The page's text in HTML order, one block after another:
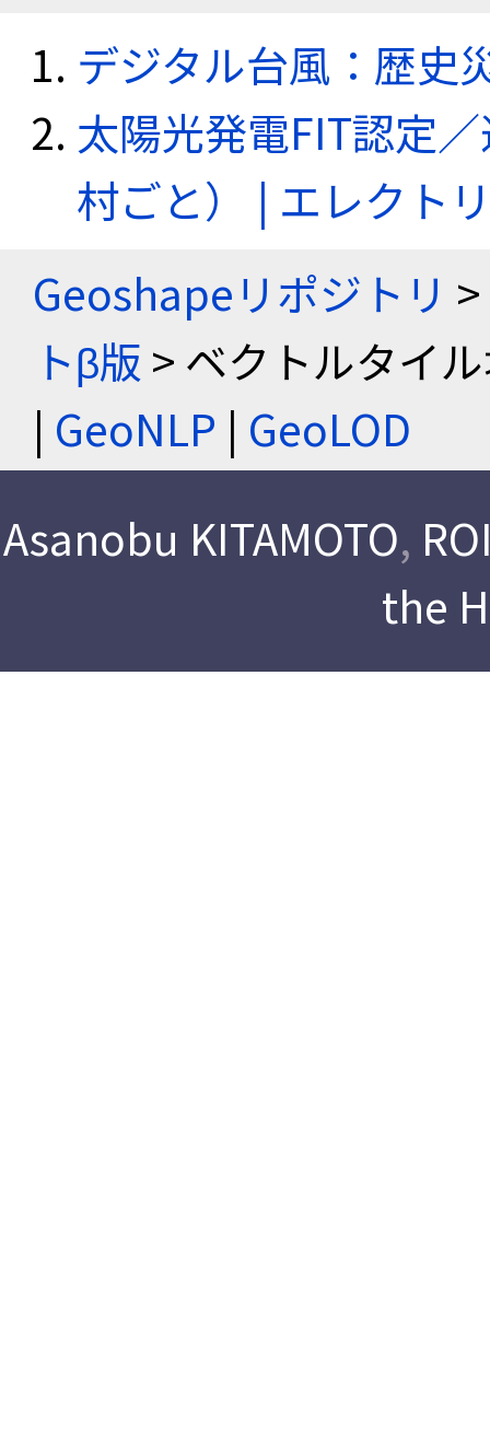
デジタル台風：歴史
太陽光発電FIT認定
村ごと） | エレクト
Geoshapeリポジトリ >
トβ版 > ベクトルタイ
| GeoNLP | GeoLOD
Asanobu KITAMOTO,
the